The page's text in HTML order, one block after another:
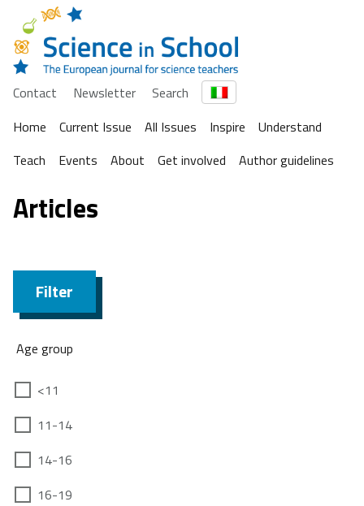
Contact Newsletter
Search
Home
Current Issue All Issues Inspire
Understand
Teach
Events About Get involved Author guidelines
Articles
Filter
Age group
<11
11-14
14-16
16-19